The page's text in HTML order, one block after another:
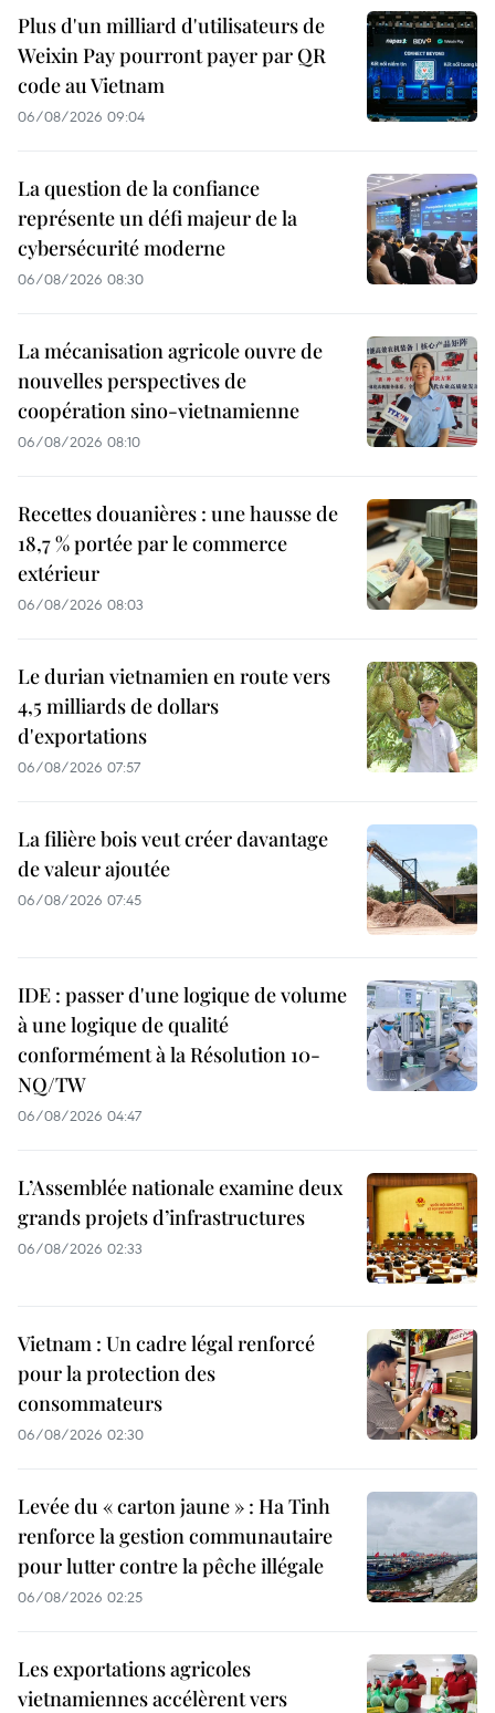
Plus d'un milliard d'utilisateurs de
Weixin Pay pourront payer par QR
code au Vietnam
06/08/2026 09:04
La question de la confiance
représente un défi majeur de la
cybersécurité moderne
06/08/2026 08:30
La mécanisation agricole ouvre de
nouvelles perspectives de
coopération sino-vietnamienne
06/08/2026 08:10
Recettes douanières : une hausse de
18,7 % portée par le commerce
extérieur
06/08/2026 08:03
Le durian vietnamien en route vers
4,5 milliards de dollars
d'exportations
06/08/2026 07:57
La filière bois veut créer davantage
de valeur ajoutée
06/08/2026 07:45
IDE : passer d'une logique de volume
à une logique de qualité
conformément à la Résolution 10-
NQ/TW
06/08/2026 04:47
L’Assemblée nationale examine deux
grands projets d’infrastructures
06/08/2026 02:33
Vietnam : Un cadre légal renforcé
pour la protection des
consommateurs
06/08/2026 02:30
Levée du « carton jaune » : Ha Tinh
renforce la gestion communautaire
pour lutter contre la pêche illégale
06/08/2026 02:25
Les exportations agricoles
vietnamiennes accélèrent vers